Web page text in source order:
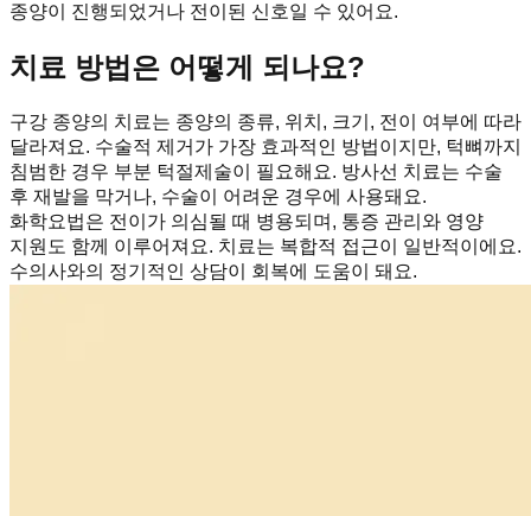
종양이 진행되었거나 전이된 신호일 수 있어요.
치료 방법은 어떻게 되나요?
구강 종양의 치료는 종양의 종류, 위치, 크기, 전이 여부에 따라
달라져요. 수술적 제거가 가장 효과적인 방법이지만, 턱뼈까지
침범한 경우 부분 턱절제술이 필요해요. 방사선 치료는 수술
후 재발을 막거나, 수술이 어려운 경우에 사용돼요.
화학요법은 전이가 의심될 때 병용되며, 통증 관리와 영양
지원도 함께 이루어져요. 치료는 복합적 접근이 일반적이에요.
수의사와의 정기적인 상담이 회복에 도움이 돼요.